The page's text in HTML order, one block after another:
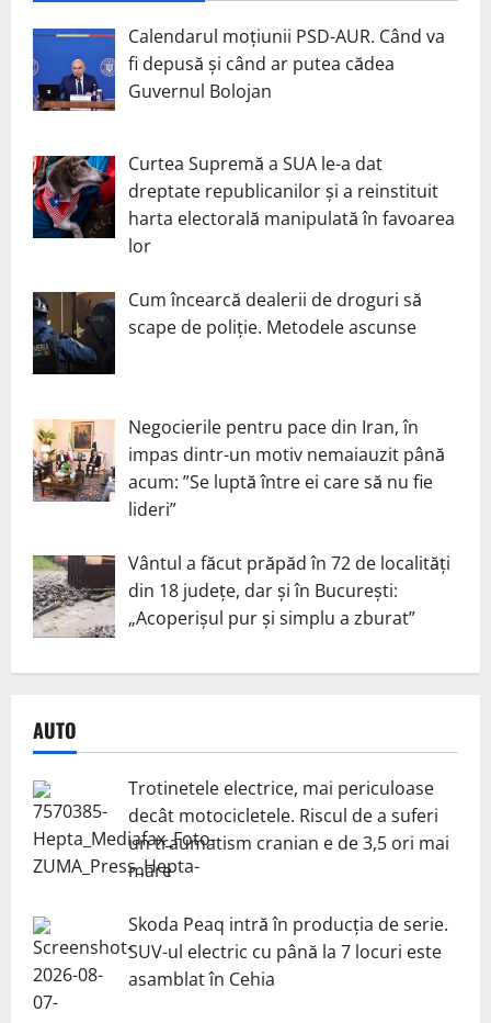
Calendarul moțiunii PSD-AUR. Când va
fi depusă și când ar putea cădea
Guvernul Bolojan
Curtea Supremă a SUA le-a dat
dreptate republicanilor și a reinstituit
harta electorală manipulată în favoarea
lor
Cum încearcă dealerii de droguri să
scape de poliție. Metodele ascunse
Negocierile pentru pace din Iran, în
impas dintr-un motiv nemaiauzit până
acum: ”Se luptă între ei care să nu fie
lideri”
Vântul a făcut prăpăd în 72 de localități
din 18 județe, dar și în București:
„Acoperișul pur și simplu a zburat”
AUTO
Trotinetele electrice, mai periculoase
decât motocicletele. Riscul de a suferi
un traumatism cranian e de 3,5 ori mai
mare
Skoda Peaq intră în producția de serie.
SUV-ul electric cu până la 7 locuri este
asamblat în Cehia